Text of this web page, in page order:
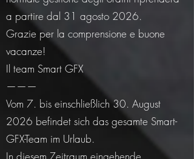
a partire dal 31 agosto 2026.
Grazie per la comprensione e buone
vacanze!
Il team Smart GFX
———
Vom 7. bis einschließlich 30. August
2026 befindet sich das gesamte Smart-
GFX-Team im Urlaub.
In diesem Zeitraum eingehende